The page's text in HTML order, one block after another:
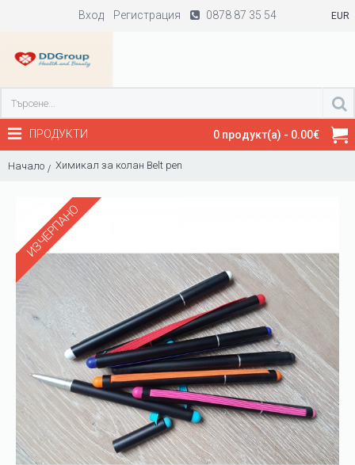
Вход Регистрация 0878 87 35 54 EUR
0 продукт(а) - 0.00€
ПРОДУКТИ
Начало Химикал за колан Belt pen
ИЗЧЕРПАНО